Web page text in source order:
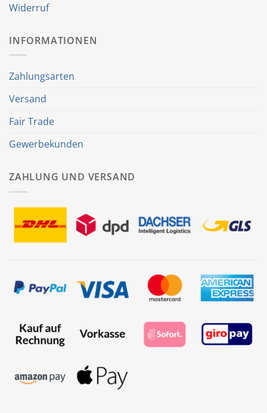
Widerruf
INFORMATIONEN
Zahlungsarten
Versand
Fair Trade
Gewerbekunden
ZAHLUNG UND VERSAND